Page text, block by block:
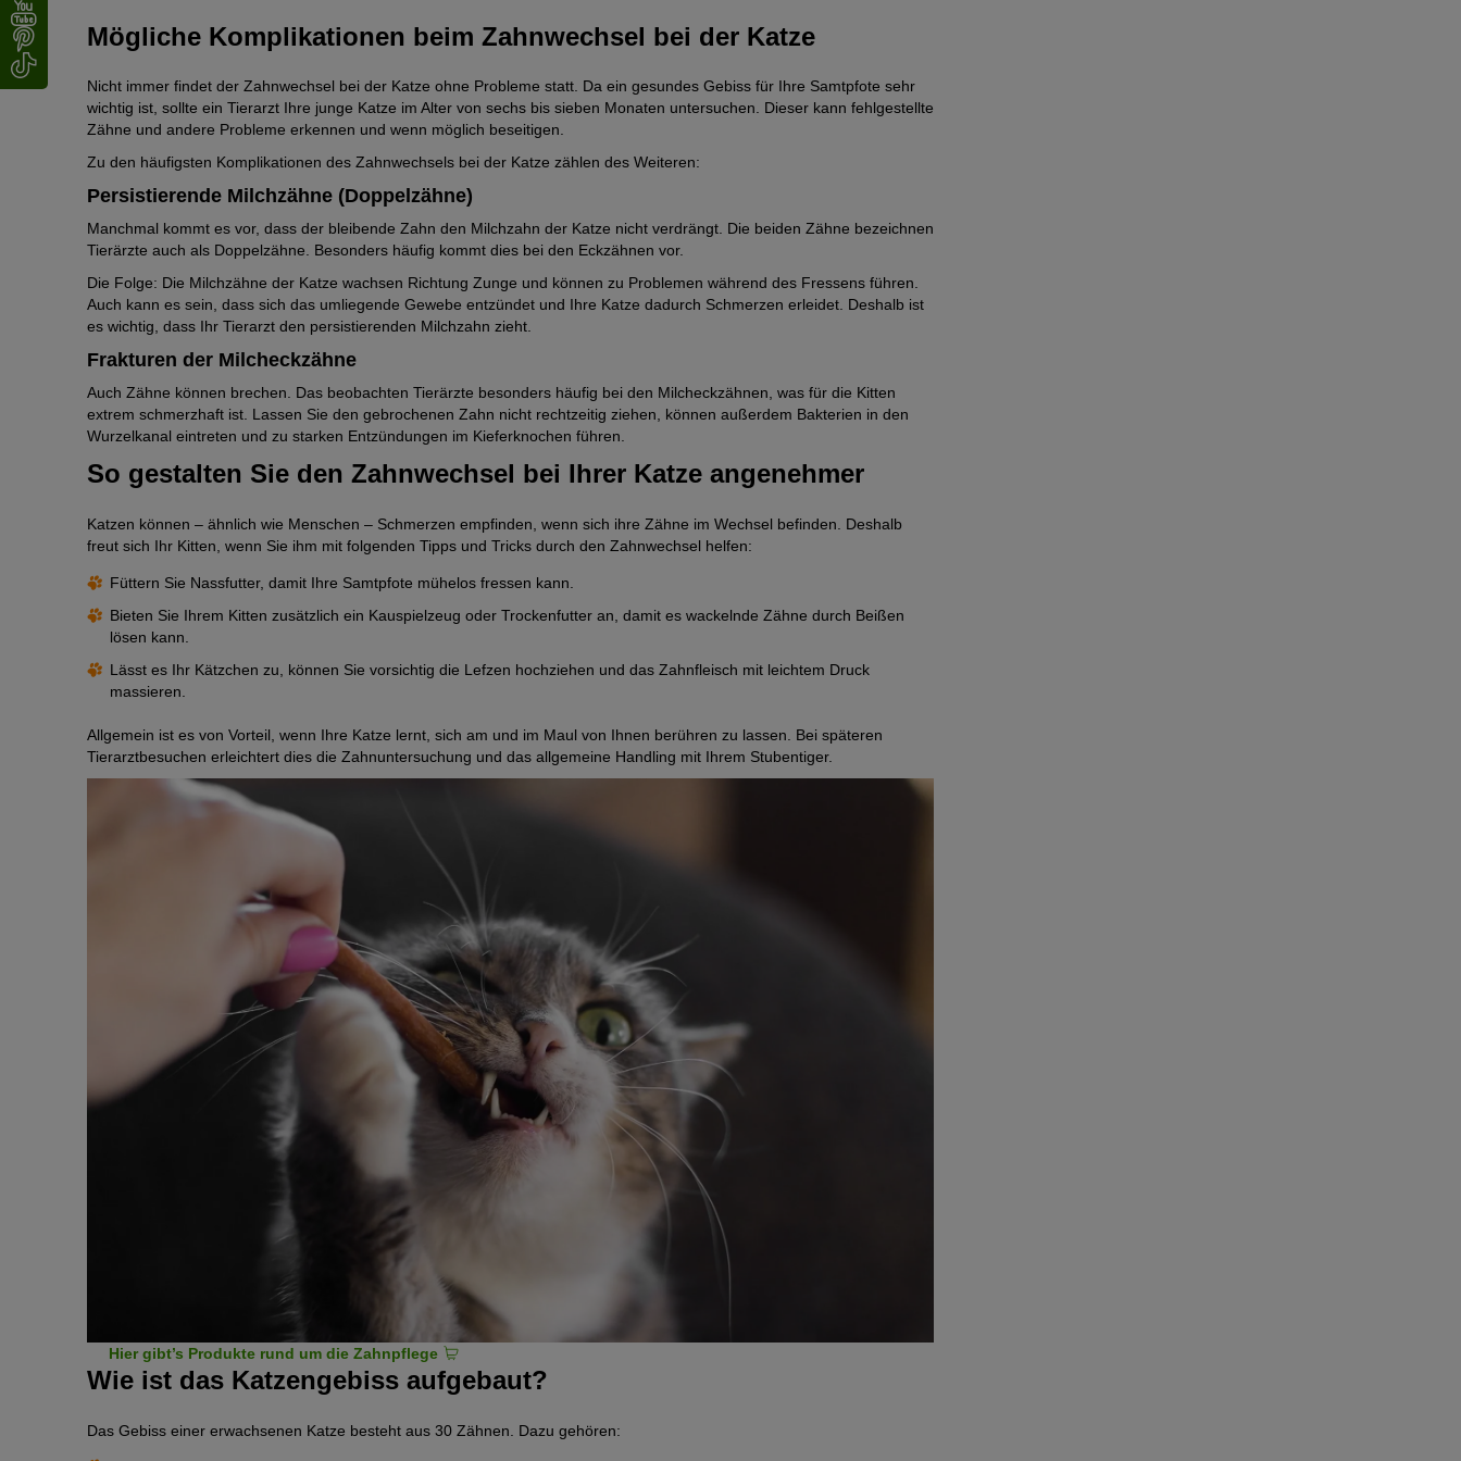
Mögliche Komplikationen beim Zahnwechsel bei der Katze
Nicht immer findet der Zahnwechsel bei der Katze ohne Probleme statt. Da ein gesundes Gebiss für Ihre Samtpfote sehr
wichtig ist, sollte ein Tierarzt Ihre junge Katze im Alter von sechs bis sieben Monaten untersuchen. Dieser kann fehlgestellte
Zähne und andere Probleme erkennen und wenn möglich beseitigen.
Zu den häufigsten Komplikationen des Zahnwechsels bei der Katze zählen des Weiteren:
Persistierende Milchzähne (Doppelzähne)
Manchmal kommt es vor, dass der bleibende Zahn den Milchzahn der Katze nicht verdrängt. Die beiden Zähne bezeichnen
Tierärzte auch als Doppelzähne. Besonders häufig kommt dies bei den Eckzähnen vor.
Die Folge: Die Milchzähne der Katze wachsen Richtung Zunge und können zu Problemen während des Fressens führen.
Auch kann es sein, dass sich das umliegende Gewebe entzündet und Ihre Katze dadurch Schmerzen erleidet. Deshalb ist
es wichtig, dass Ihr Tierarzt den persistierenden Milchzahn zieht.
Frakturen der Milcheckzähne
Auch Zähne können brechen. Das beobachten Tierärzte besonders häufig bei den Milcheckzähnen, was für die Kitten
extrem schmerzhaft ist. Lassen Sie den gebrochenen Zahn nicht rechtzeitig ziehen, können außerdem Bakterien in den
Wurzelkanal eintreten und zu starken Entzündungen im Kieferknochen führen.
So gestalten Sie den Zahnwechsel bei Ihrer Katze angenehmer
Katzen können – ähnlich wie Menschen – Schmerzen empfinden, wenn sich ihre Zähne im Wechsel befinden. Deshalb
freut sich Ihr Kitten, wenn Sie ihm mit folgenden Tipps und Tricks durch den Zahnwechsel helfen:
Füttern Sie Nassfutter, damit Ihre Samtpfote mühelos fressen kann.
Bieten Sie Ihrem Kitten zusätzlich ein Kauspielzeug oder Trockenfutter an, damit es wackelnde Zähne durch Beißen
lösen kann.
Lässt es Ihr Kätzchen zu, können Sie vorsichtig die Lefzen hochziehen und das Zahnfleisch mit leichtem Druck
massieren.
Allgemein ist es von Vorteil, wenn Ihre Katze lernt, sich am und im Maul von Ihnen berühren zu lassen. Bei späteren
Tierarztbesuchen erleichtert dies die Zahnuntersuchung und das allgemeine Handling mit Ihrem Stubentiger.
Hier gibt’s Produkte rund um die Zahnpflege
Wie ist das Katzengebiss aufgebaut?
Das Gebiss einer erwachsenen Katze besteht aus 30 Zähnen. Dazu gehören: